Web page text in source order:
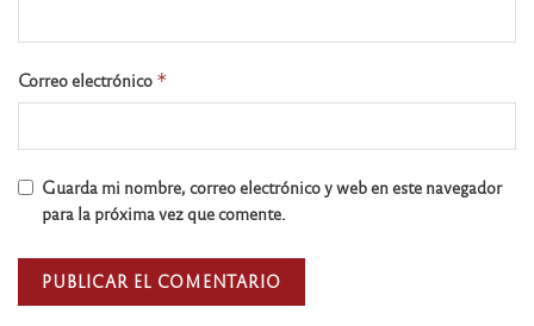
Correo electrónico *
Guarda mi nombre, correo electrónico y web en este navegador
para la próxima vez que comente.